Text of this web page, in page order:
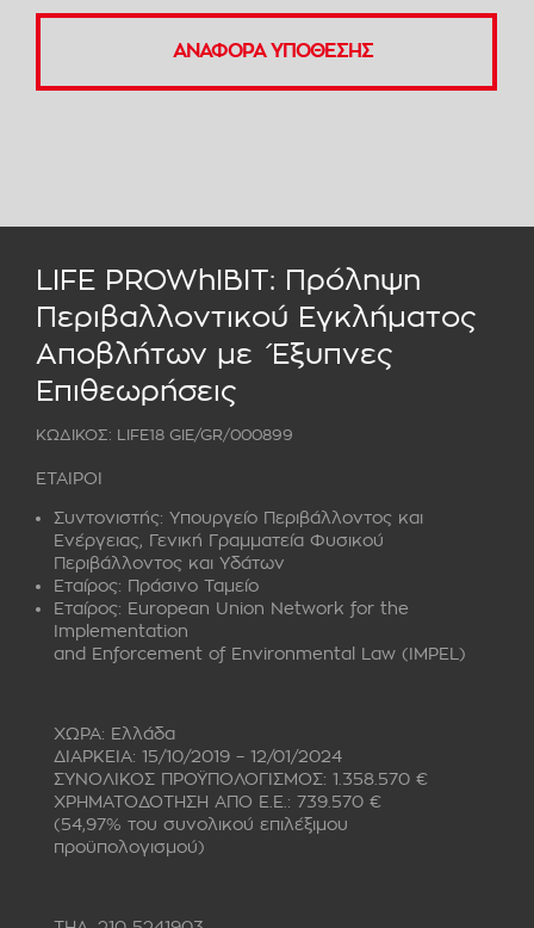
ΑΝΑΦΟΡΑ ΥΠΟΘΕΣΗΣ
LIFE PROWhIBIT: Πρόληψη
Περιβαλλοντικού Εγκλήματος
Αποβλήτων με Έξυπνες
Επιθεωρήσεις
ΚΩΔΙΚΟΣ: LIFE18 GIE/GR/000899
ΕΤΑΙΡΟΙ
Συντονιστής: Υπουργείο Περιβάλλοντος και
Ενέργειας, Γενική Γραμματεία Φυσικού
Περιβάλλοντος και Υδάτων
Εταίρος: Πράσινο Ταμείο
Εταίρος: European Union Network for the
Implementation
and Enforcement of Environmental Law (IMPEL)
ΧΩΡΑ: Ελλάδα
ΔΙΑΡΚΕΙΑ: 15/10/2019 – 12/01/2024
ΣΥΝΟΛΙΚΟΣ ΠΡΟΫΠΟΛΟΓΙΣΜΟΣ: 1.358.570 €
ΧΡΗΜΑΤΟΔΟΤΗΣΗ ΑΠΟ Ε.Ε.: 739.570 €
(54,97% του συνολικού επιλέξιμου
προϋπολογισμού)